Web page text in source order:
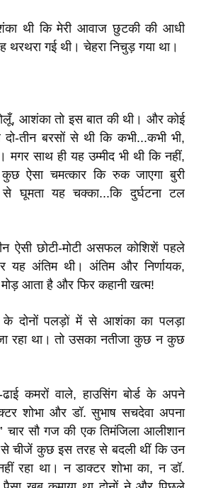
थी कि मेरी आवाज छुटकी की आधी
थरथरा गई थी। चेहरा निचुड़ गया था।
आशंका तो इस बात की थी। और कोई
तीन बरसों से थी कि कभी...कभी भी,
साथ ही यह उम्मीद भी थी कि नहीं,
ऐसा चमत्कार कि रुक जाएगा बुरी
से घूमता यह चक्का...कि दुर्घटना टल
ऐसी छोटी-मोटी असफल कोशिशें पहले
यह अंतिम थी। अंतिम और निर्णायक,
आता है और फिर कहानी खत्म!
दोनों पलड़ों में से आशंका का पलड़ा
जा रहा था। तो उसका नतीजा कुछ न कुछ
कमरों वाले, हाउसिंग बोर्ड के अपने
शोभा और डॉ. सुभाष सचदेवा अपना
चार सौ गज की एक तिमंजिला आलीशान
से चीजें कुछ इस तरह से बदली थीं कि उन
रहा था। न डाक्टर शोभा का, न डॉ.